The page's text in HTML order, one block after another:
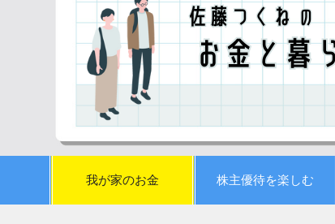
我が家のお金 株主優待を楽しむ